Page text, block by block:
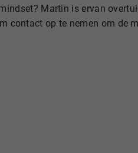
Martin is ervan
contact op te nemen om de